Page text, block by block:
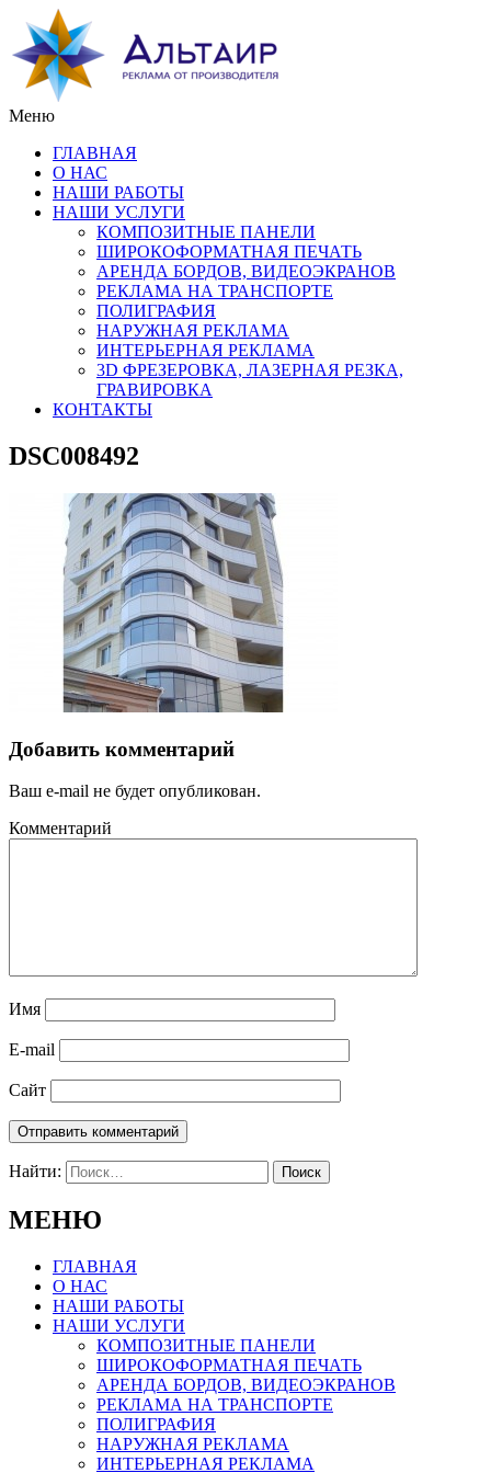
Меню
ГЛАВНАЯ
О НАС
НАШИ РАБОТЫ
НАШИ УСЛУГИ
КОМПОЗИТНЫЕ ПАНЕЛИ
ШИРОКОФОРМАТНАЯ ПЕЧАТЬ
АРЕНДА БОРДОВ, ВИДЕОЭКРАНОВ
РЕКЛАМА НА ТРАНСПОРТЕ
ПОЛИГРАФИЯ
НАРУЖНАЯ РЕКЛАМА
ИНТЕРЬЕРНАЯ РЕКЛАМА
3D ФРЕЗЕРОВКА, ЛАЗЕРНАЯ РЕЗКА,
ГРАВИРОВКА
КОНТАКТЫ
DSC008492
Добавить комментарий
Ваш e-mail не будет опубликован.
Комментарий
Имя
E-mail
Сайт
Найти:
МЕНЮ
ГЛАВНАЯ
О НАС
НАШИ РАБОТЫ
НАШИ УСЛУГИ
КОМПОЗИТНЫЕ ПАНЕЛИ
ШИРОКОФОРМАТНАЯ ПЕЧАТЬ
АРЕНДА БОРДОВ, ВИДЕОЭКРАНОВ
РЕКЛАМА НА ТРАНСПОРТЕ
ПОЛИГРАФИЯ
НАРУЖНАЯ РЕКЛАМА
ИНТЕРЬЕРНАЯ РЕКЛАМА